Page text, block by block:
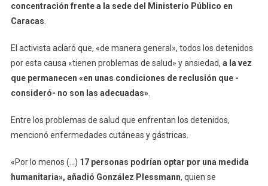
concentración frente a la sede del Ministerio Público en
Caracas
El activista aclaró que, «de manera general», todos los detenidos
por esta causa «tienen problemas de salud» y ansiedad, a la vez
que permanecen «en unas condiciones de reclusión que -
consideró- no son las adecuadas».
Entre los problemas de salud que enfrentan los detenidos,
mencionó enfermedades cutáneas y gástricas.
«Por lo menos (…) 17 personas podrían optar por una medida
humanitaria», añadió González Plessmann, quien se